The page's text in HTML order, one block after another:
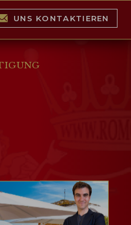
UNS KONTAKTIEREN